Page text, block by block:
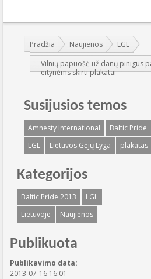
Jūs esate čia:
Pradžia Naujienos
LGL
Vilnių papuošė už danų pinigus
eitynėms skirti plakatai
Susijusios temos
Amnesty International Baltic Pride
LGL
Lietuvos Gėjų Lyga plakatas
Kategorijos
Baltic Pride 2013
LGL
Lietuvoje
Naujienos
Publikuota
Publikavimo data:
2013-07-16 16:01